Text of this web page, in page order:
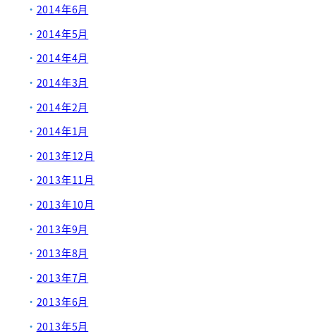
2014年6月
2014年5月
2014年4月
2014年3月
2014年2月
2014年1月
2013年12月
2013年11月
2013年10月
2013年9月
2013年8月
2013年7月
2013年6月
2013年5月